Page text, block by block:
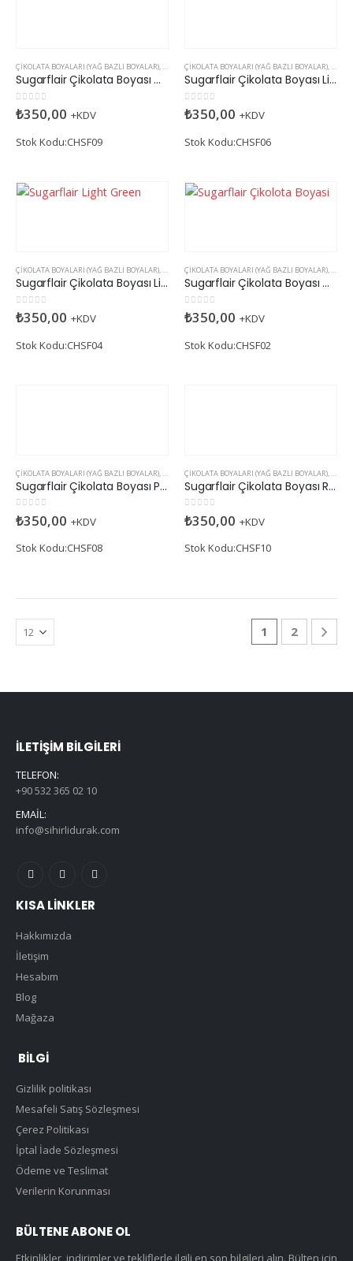
ÇIKOLATA BOYALARI (YAĞ BAZLI BOYALAR), SUGARFLAIR
Sugarflair Çikolata Boyası Grape Violet (Yağ Bazlı)
05 üzerinden
₺350,00 +KDV
Stok Kodu:CHSF09
ÇIKOLATA BOYALARI (YAĞ BAZLI BOYALAR),
Sugarflair Çikolata Boyası Light Blue (Yağ Bazlı)
05 üzerinden
₺350,00 +KDV
Stok Kodu:CHSF06
ÇIKOLATA BOYALARI (YAĞ BAZLI BOYALAR), SUGARFLAIR
Sugarflair Çikolata Boyası Light Green (Yağ Bazlı)
05 üzerinden
₺350,00 +KDV
Stok Kodu:CHSF04
ÇIKOLATA BOYALARI (YAĞ BAZLI BOYALAR),
Sugarflair Çikolata Boyası Orange (Yağ Bazlı)
05 üzerinden
₺350,00 +KDV
Stok Kodu:CHSF02
ÇIKOLATA BOYALARI (YAĞ BAZLI BOYALAR), SUGARFLAIR
Sugarflair Çikolata Boyası Pink (Yağ Bazlı)
05 üzerinden
₺350,00 +KDV
Stok Kodu:CHSF08
ÇIKOLATA BOYALARI (YAĞ BAZLI BOYALAR),
Sugarflair Çikolata Boyası Red (Yağ Bazlı)
05 üzerinden
₺350,00 +KDV
Stok Kodu:CHSF10
1 2
İLETIŞIM BILGILERI
TELEFON:
+90 532 365 02 10
EMAIL:
info@sihirlidurak.com
KISA LINKLER
Hakkımızda
İletişim
Hesabım
Blog
Mağaza
BILGI
Gizlilik politikası
Mesafeli Satış Sözleşmesi
Çerez Politikası
İptal İade Sözleşmesi
Ödeme ve Teslimat
Verilerin Korunması
BÜLTENE ABONE OL
Etkinlikler, indirimler ve tekliflerle ilgili en son bilgileri alın. Bülten için